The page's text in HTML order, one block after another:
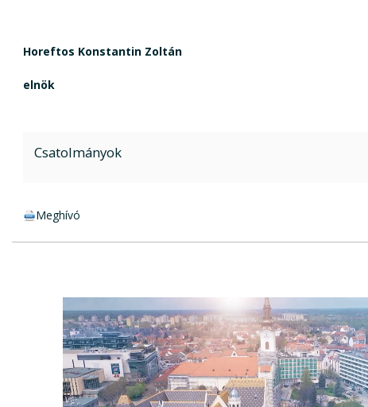
Horeftos Konstantin Zoltán
elnök
Csatolmányok
doc csatolmány:
Meghívó